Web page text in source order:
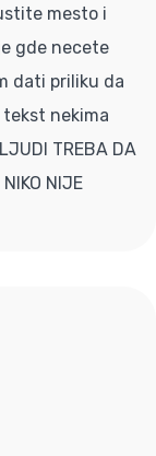
mesto i
gde necete
dati priliku da
tekst nekima
TREBA DA
NIJE